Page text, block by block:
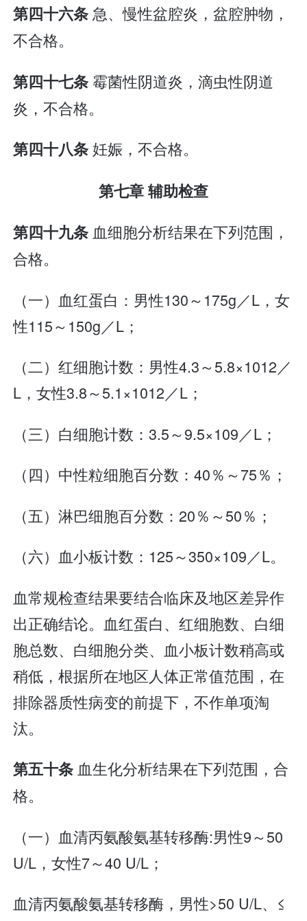
第四十六条急、慢性盆腔炎，盆腔肿物，
不合格。
第四十七条霉菌性阴道炎，滴虫性阴道
炎，不合格。
第四十八条妊娠，不合格。
第七章 辅助检查
第四十九条血细胞分析结果在下列范围，
合格。
（一）血红蛋白：男性130～175g／L，女
性115～150g／L；
（二）红细胞计数：男性4.3～5.8×1012／
L，女性3.8～5.1×1012／L；
（三）白细胞计数：3.5～9.5×109／L；
（四）中性粒细胞百分数：40％～75％；
（五）淋巴细胞百分数：20％～50％；
（六）血小板计数：125～350×109／L。
血常规检查结果要结合临床及地区差异作
出正确结论。血红蛋白、红细胞数、白细
胞总数、白细胞分类、血小板计数稍高或
稍低，根据所在地区人体正常值范围，在
排除器质性病变的前提下，不作单项淘
汰。
第五十条血生化分析结果在下列范围，合
格。
（一）血清丙氨酸氨基转移酶:男性9～50
U/L，女性7～40 U/L；
血清丙氨酸氨基转移酶，男性>50 U/L、≤